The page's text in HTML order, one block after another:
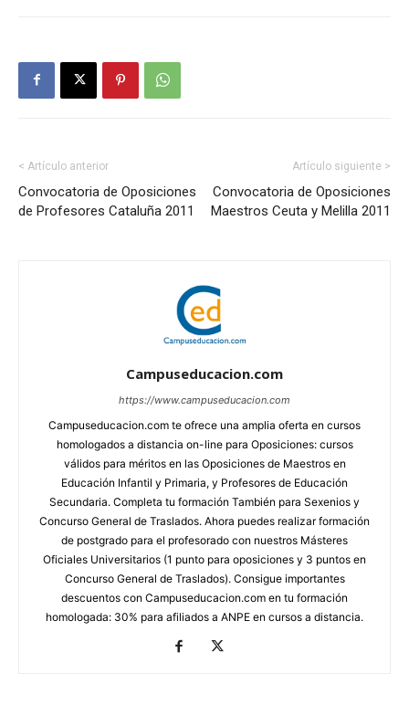
< Artículo anterior
Convocatoria de Oposiciones
de Profesores Cataluña 2011
Artículo siguiente >
Convocatoria de Oposiciones
Maestros Ceuta y Melilla 2011
Campuseducacion.com
https://www.campuseducacion.com
Campuseducacion.com te ofrece una amplia oferta en cursos
homologados a distancia on-line para Oposiciones: cursos
válidos para méritos en las Oposiciones de Maestros en
Educación Infantil y Primaria, y Profesores de Educación
Secundaria. Completa tu formación También para Sexenios y
Concurso General de Traslados. Ahora puedes realizar formación
de postgrado para el profesorado con nuestros Másteres
Oficiales Universitarios (1 punto para oposiciones y 3 puntos en
Concurso General de Traslados). Consigue importantes
descuentos con Campuseducacion.com en tu formación
homologada: 30% para afiliados a ANPE en cursos a distancia.